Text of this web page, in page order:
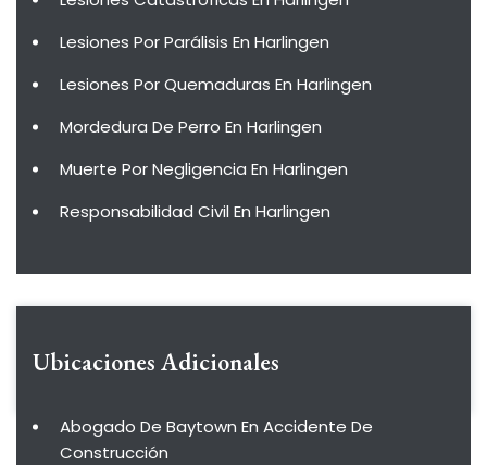
Lesiones Por Parálisis En Harlingen
Lesiones Por Quemaduras En Harlingen
Mordedura De Perro En Harlingen
Muerte Por Negligencia En Harlingen
Responsabilidad Civil En Harlingen
Ubicaciones Adicionales
Abogado De Baytown En Accidente De
Construcción